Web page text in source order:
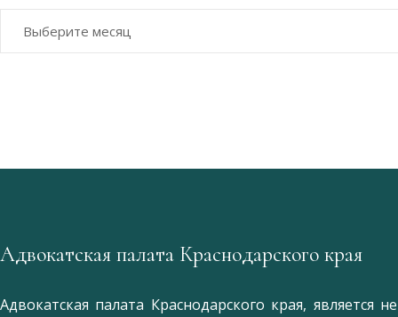
Адвокатская палата Краснодарского края
Адвокатская палата Краснодарского края, является